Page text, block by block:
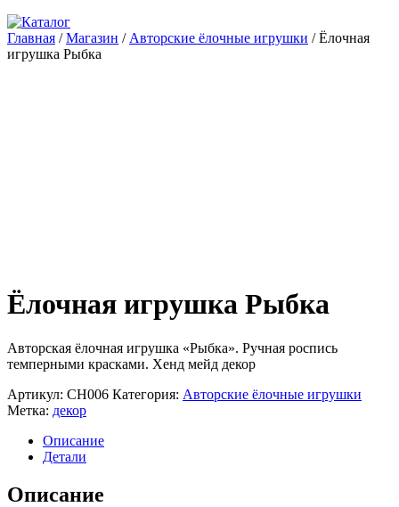
Главная /Магазин / Авторские ёлочные игрушки / Ёлочная
игрушка Рыбка
Ёлочная игрушка Рыбка
Авторская ёлочная игрушка «Рыбка». Ручная роспись
темперными красками. Хенд мейд декор
Артикул: CH006 Категория: Авторские ёлочные игрушки
Метка: декор
Описание
Детали
Описание